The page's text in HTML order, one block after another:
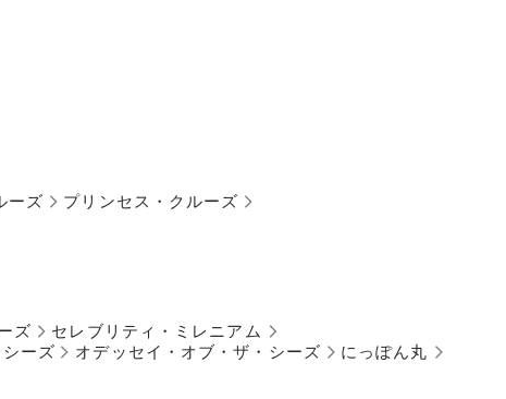
ーズ
プリンセス・クルーズ
ズ
セレブリティ・ミレニアム
ーズ オデッセイ・オブ・ザ・シーズ
にっぽん丸